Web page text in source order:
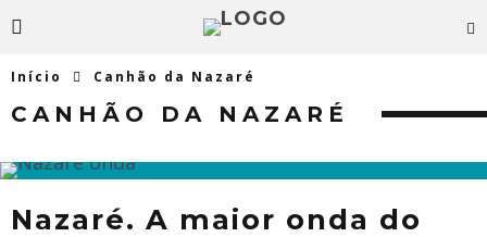
Início Canhão da Nazaré
CANHÃO DA NAZARÉ
Nazaré. A maior onda do